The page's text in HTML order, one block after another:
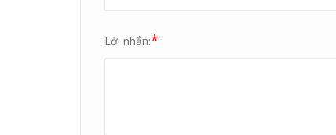
Lời nhắn:*